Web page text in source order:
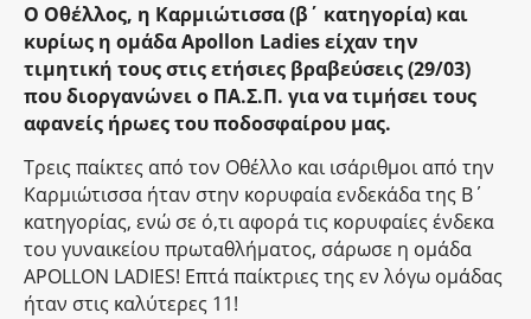
Ο Οθέλλος, η Καρμιώτισσα (β΄ κατηγορία) και
κυρίως η ομάδα Apollon Ladies είχαν την
τιμητική τους στις ετήσιες βραβεύσεις (29/03)
που διοργανώνει ο ΠΑ.Σ.Π. για να τιμήσει τους
αφανείς ήρωες του ποδοσφαίρου μας.
Τρεις παίκτες από τον Οθέλλο και ισάριθμοι από την
Καρμιώτισσα ήταν στην κορυφαία ενδεκάδα της Β΄
κατηγορίας, ενώ σε ό,τι αφορά τις κορυφαίες ένδεκα
του γυναικείου πρωταθλήματος, σάρωσε η ομάδα
APOLLON LADIES! Επτά παίκτριες της εν λόγω ομάδας
ήταν στις καλύτερες 11!